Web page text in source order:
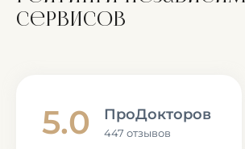
сервисов
5.0 ПроДокторов
447 отзывов